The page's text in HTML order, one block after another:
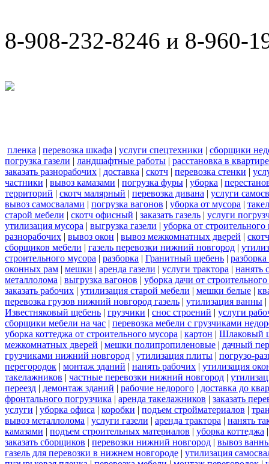
8-908-232-8246 и 8-960-
пленка | перевозка шкафа | услуги спецтехники | сборщики
погрузка газели | ландшафтные работы | расстановка в квартире
заказать разнорабочих | доставка | скотч | перевозка стенки |
частники | вывоз камазами | погрузка фуры | уборка |
территорий | скотч малярный | перевозка дивана | услуги
вывоз самосвалами | погрузка вагонов | уборка от мусора |
старой мебели | скотч офисный | заказать газель | услуги
утилизация мусора | выгрузка газели | уборка от строительного
разнорабочих | вывоз окон | вывоз межкомнатных дверей |
сборщиков мебели | газель перевозки нижний новгород |
строительного мусора | разборка | Гранитный щебень |
оконных рам | мешки | аренда газели | услуги трактора | нанять
металлолома | выгрузка вагонов | уборка дачи от
заказать рабочих | утилизация старой мебели | мешки белые |
перевозка грузов нижний новгород газель | утилизация ванны |
Известняковый щебень | грузчики | снос строений | услуги
сборщики мебели на час | перевозка мебели с грузчиками
уборка коттеджа от строительного мусора | картон | Шлаковый
межкомнатных дверей | мешки полипропиленовые | дачный
грузчиками нижний новгород | утилизация плиты | погрузо-
перегородок | монтаж зданий | нанять рабочих | утилизация
такелажников | частные перевозки нижний новгород |
переезд | демонтаж зданий | рабочие недорого | доставка до
фронтального погрузчика | аренда такелажников | заказать
услуги | уборка офиса | коробки | подъем стройматериалов |
вывоз металлолома | услуги газели | аренда трактора | нанять
камазами | подъем строительных материалов | уборка коттеджа
заказать сборщиков | перевозки нижний новгород | вывоз
газель для перевозки в нижнем новгороде | утилизация